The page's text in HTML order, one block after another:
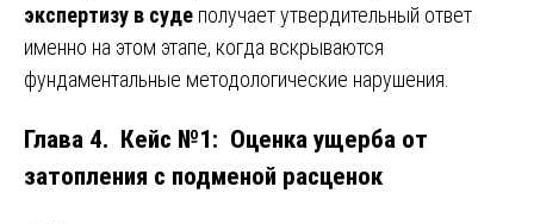
экспертизу в суде получает утвердительный ответ
именно на этом этапе, когда вскрываются
фундаментальные методологические нарушения.
Глава 4. Кейс №1: Оценка ущерба от
затопления с подменой расценок